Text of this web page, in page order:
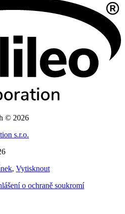
© 2026
s.r.o.
, Vytisknout
o ochraně soukromí